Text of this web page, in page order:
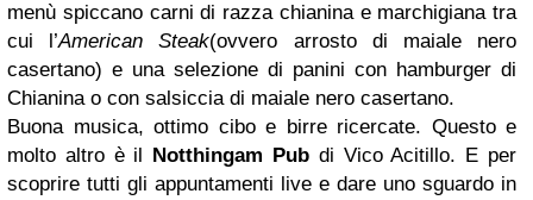
menù spiccano carni di razza chianina e marchigiana tra
cui l’American Steak(ovvero arrosto di maiale nero
casertano) e una selezione di panini con hamburger di
Chianina o con salsiccia di maiale nero casertano.
Buona musica, ottimo cibo e birre ricercate. Questo e
molto altro è il Notthingam Pub di Vico Acitillo. E per
scoprire tutti gli appuntamenti live e dare uno sguardo in